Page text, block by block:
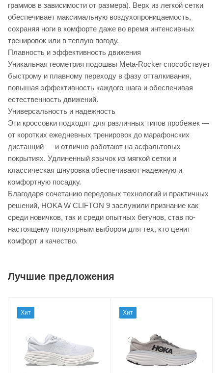
граммов в зависимости от размера). Верх из легкой сетки
обеспечивает максимальную воздухопроницаемость,
сохраняя ноги в комфорте даже во время интенсивных
тренировок или в теплую погоду.
Плавность и эффективность движения
Уникальная геометрия подошвы Meta-Rocker способствует
быстрому и плавному переходу в фазу отталкивания,
повышая эффективность каждого шага и обеспечивая
естественность движений.
Универсальность и надежность
Эти кроссовки подходят для различных типов пробежек —
от коротких ежедневных тренировок до марафонских
дистанций — и отлично работают на асфальтовых
покрытиях. Удлиненный язычок из мягкой сетки и
классическая шнуровка обеспечивают надежную и
комфортную посадку.
Благодаря сочетанию передовых технологий и практичных
решений, HOKA W CLIFTON 9 заслужили признание как
среди новичков, так и среди опытных бегунов, став по-
настоящему популярным выбором для тех, кто ценит
комфорт и качество.
Лучшие предложения
Хит Хит